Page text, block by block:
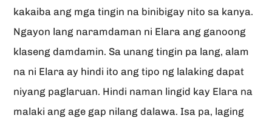
kakaiba ang mga tingin na binibigay nito sa kanya.
Ngayon lang naramdaman ni Elara ang ganoong
klaseng damdamin. Sa unang tingin pa lang, alam
na ni Elara ay hindi ito ang tipo ng lalaking dapat
niyang paglaruan. Hindi naman lingid kay Elara na
malaki ang age gap nilang dalawa. Isa pa, laging